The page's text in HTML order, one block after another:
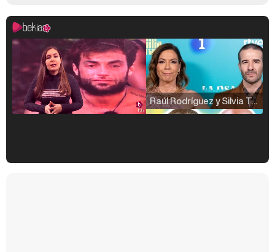
Raúl Rodríguez y Silvia Taulés nos cuentan su papel en 'La familia de la tele'